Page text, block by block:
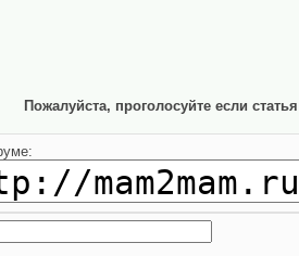
Пожалуйста, проголосуйте если